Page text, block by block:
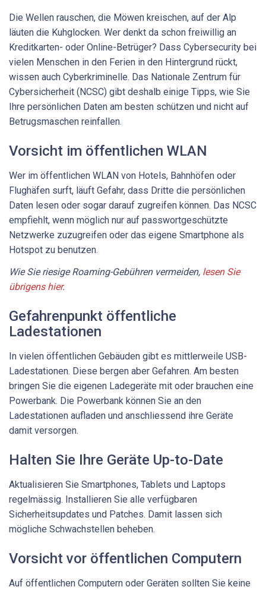
Die Wellen rauschen, die Möwen kreischen, auf der Alp
läuten die Kuhglocken. Wer denkt da schon freiwillig an
Kreditkarten- oder Online-Betrüger? Dass Cybersecurity bei
vielen Menschen in den Ferien in den Hintergrund rückt,
wissen auch Cyberkriminelle. Das Nationale Zentrum für
Cybersicherheit (NCSC) gibt deshalb einige Tipps, wie Sie
Ihre persönlichen Daten am besten schützen und nicht auf
Betrugsmaschen reinfallen.
Vorsicht im öffentlichen WLAN
Wer im öffentlichen WLAN von Hotels, Bahnhöfen oder
Flughäfen surft, läuft Gefahr, dass Dritte die persönlichen
Daten lesen oder sogar darauf zugreifen können. Das NCSC
empfiehlt, wenn möglich nur auf passwortgeschützte
Netzwerke zuzugreifen oder das eigene Smartphone als
Hotspot zu benutzen.
Wie Sie riesige Roaming-Gebühren vermeiden, lesen Sie
übrigens hier.
Gefahrenpunkt öffentliche
Ladestationen
In vielen öffentlichen Gebäuden gibt es mittlerweile USB-
Ladestationen. Diese bergen aber Gefahren. Am besten
bringen Sie die eigenen Ladegeräte mit oder brauchen eine
Powerbank. Die Powerbank können Sie an den
Ladestationen aufladen und anschliessend ihre Geräte
damit versorgen.
Halten Sie Ihre Geräte Up-to-Date
Aktualisieren Sie Smartphones, Tablets und Laptops
regelmässig. Installieren Sie alle verfügbaren
Sicherheitsupdates und Patches. Damit lassen sich
mögliche Schwachstellen beheben.
Vorsicht vor öffentlichen Computern
Auf öffentlichen Computern oder Geräten sollten Sie keine